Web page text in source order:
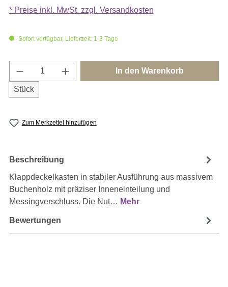
* Preise inkl. MwSt. zzgl. Versandkosten
Sofort verfügbar, Lieferzeit: 1-3 Tage
Produkt Anzahl: Gib den gewünschten
Stück
In den Warenkorb
Zum Merkzettel hinzufügen
Beschreibung
Klappdeckelkasten in stabiler Ausführung aus massivem
Buchenholz mit präziser Inneneinteilung und
Messingverschluss. Die Nut… Mehr
Bewertungen